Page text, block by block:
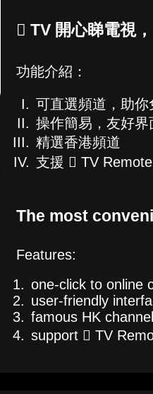
 TV 開心睇電視
功能介紹：
可直選頻道，助你
操作簡易，友好界
精選香港頻道
支援  TV
The most
Features:
one-click to online
user-friendly
famous HK
support  TV